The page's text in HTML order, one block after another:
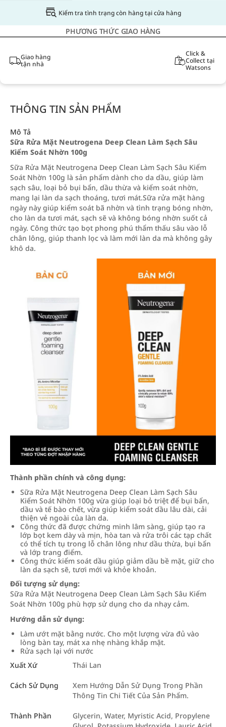
Kiểm tra tình trạng còn hàng tại cửa hàng
PHƯƠNG THỨC GIAO HÀNG
Giao hàng
tận nhà
Click &
Collect tại
Watsons
THÔNG TIN SẢN PHẨM
Mô Tả
Sữa Rửa Mặt Neutrogena Deep Clean Làm Sạch Sâu
Kiểm Soát Nhờn 100g
Sữa Rửa Mặt Neutrogena Deep Clean Làm Sạch Sâu Kiểm
Soát Nhờn 100g là sản phẩm dành cho da dầu, giúp làm
sạch sâu, loại bỏ bụi bẩn, dầu thừa và kiểm soát nhờn,
mang lại làn da sạch thoáng, tươi mát.Sữa rửa mặt hàng
ngày này giúp kiểm soát bã nhờn và tình trạng bóng nhờn,
cho làn da tươi mát, sạch sẽ và không bóng nhờn suốt cả
ngày. Công thức tạo bọt phong phú thẩm thấu sâu vào lỗ
chân lông, giúp thanh lọc và làm mới làn da mà không gây
khô da.
Thành phần chính và công dụng:
Sữa Rửa Mặt Neutrogena Deep Clean Làm Sạch Sâu
Kiểm Soát Nhờn 100g vừa giúp loại bỏ triệt để bụi bẩn,
dầu và tế bào chết, vừa giúp kiểm soát dầu lâu dài, cải
thiện vẻ ngoài của làn da.
Công thức đã được chứng minh lâm sàng, giúp tạo ra
lớp bọt kem dày và mịn, hòa tan và rửa trôi các tạp chất
có thể tích tụ trong lỗ chân lông như dầu thừa, bụi bẩn
và lớp trang điểm.
Công thức kiểm soát dầu giúp giảm dầu bề mặt, giữ cho
làn da sạch sẽ, tươi mới và khỏe khoắn.
Đối tượng sử dụng:
Sữa Rửa Mặt Neutrogena Deep Clean Làm Sạch Sâu Kiểm
Soát Nhờn 100g phù hợp sử dụng cho da nhạy cảm.
Hướng dẫn sử dụng:
Làm ướt mặt bằng nước. Cho một lượng vừa đủ vào
lòng bàn tay, mát xa nhẹ nhàng khắp mặt.
Rửa sạch lại với nước
Xuất Xứ
Thái Lan
Cách Sử Dụng
Xem Hướng Dẫn Sử Dụng Trong Phần
Thông Tin Chi Tiết Của Sản Phẩm.
Thành Phần
Glycerin, Water, Myristic Acid, Propylene